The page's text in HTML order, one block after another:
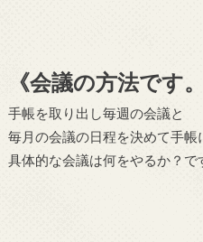
《会議の方法です。
手帳を取り出し毎週の会議と
毎月の会議の日程を決めて手帳
具体的な会議は何をやるか？で